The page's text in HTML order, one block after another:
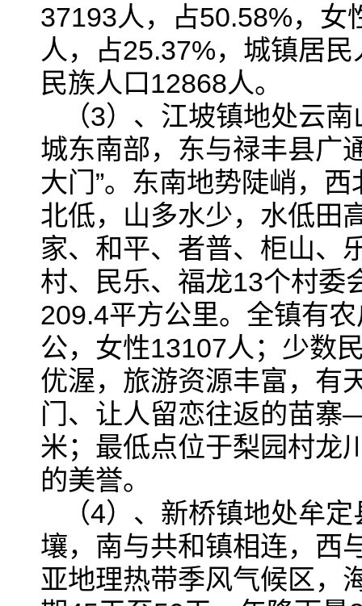
37193人，占50.58%，女
人，占25.37%，城镇居
民族人口12868人。
（3）、江坡镇地处云
城东南部，东与禄丰县广
大门”。东南地势陡峭，
北低，山多水少，水低田
家、和平、者普、柜山、
村、民乐、福龙13个村委
209.4平方公里。全镇有
公，女性13107人；少数
优渥，旅游资源丰富，
门、让人留恋往返的苗寨
米；最低点位于梨园村龙
的美誉。
（4）、新桥镇地处牟
壤，南与共和镇相连，西
亚地理热带季风气候区，